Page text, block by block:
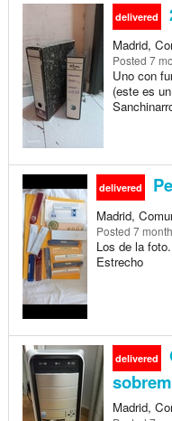
delivered
Madrid,
Posted 7
Uno con
(este es
delivered
Madrid,
Posted 7
Los de la
Estrecho
delivered
Madrid,